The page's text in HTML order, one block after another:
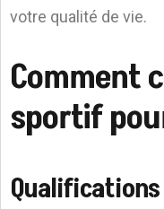
votre qualité de vie.
Comment
sportif